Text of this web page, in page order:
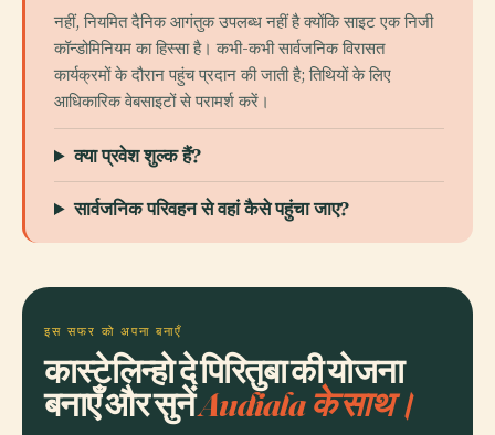
नहीं, नियमित दैनिक आगंतुक उपलब्ध नहीं है क्योंकि साइट एक निजी
कॉन्डोमिनियम का हिस्सा है। कभी-कभी सार्वजनिक विरासत
कार्यक्रमों के दौरान पहुंच प्रदान की जाती है; तिथियों के लिए
आधिकारिक वेबसाइटों से परामर्श करें।
क्या प्रवेश शुल्क हैं?
सार्वजनिक परिवहन से वहां कैसे पहुंचा जाए?
इस सफर को अपना बनाएँ
कास्टेलिन्हो दे पिरितुबा की योजना
बनाएँ और सुनेंAudiala के साथ।